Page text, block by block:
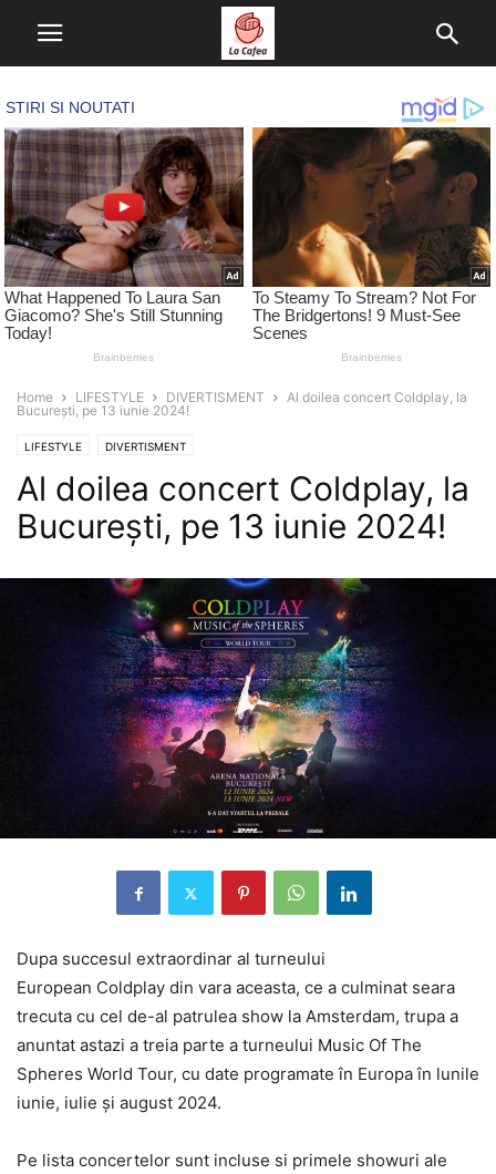
Home LIFESTYLE DIVERTISMENT
Al doilea concert Coldplay, la
București, pe 13 iunie 2024!
LIFESTYLE DIVERTISMENT
Al doilea concert Coldplay, la
București, pe 13 iunie 2024!
Dupa succesul extraordinar al turneului
European Coldplay din vara aceasta, ce a culminat seara
trecuta cu cel de-al patrulea show la Amsterdam, trupa a
anuntat astazi a treia parte a turneului Music Of The
Spheres World Tour, cu date programate în Europa în lunile
iunie, iulie și august 2024.
Pe lista concertelor sunt incluse si primele showuri ale